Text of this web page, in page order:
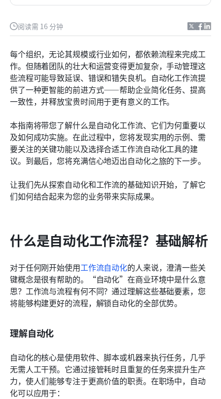
阅读需 16 分钟
每个组织，无论其规模或行业如何，都依赖流程来完成工
作。但随着团队的壮大和运营变得更加复杂，手动管理这
些流程可能导致延误、错误和错失良机。自动化工作流提
供了一种更智能的前进方式——帮助企业简化任务、提高
一致性，并释放宝贵时间用于更有意义的工作。
本指南将带您了解什么是自动化工作流、它们为何重要以
及如何成功实施。在此过程中，您将发现实用的示例、需
要关注的关键功能以及选择合适工作流自动化工具的建
议。到最后，您将充满信心地迈出自动化之旅的下一步。
让我们先从探索自动化和工作流的基础知识开始，了解它
们如何结合起来为您的业务带来实际成果。
什么是自动化工作流程？基础解析
对于任何刚开始使用工作流自动化的人来说，澄清一些关
键概念是很有帮助的。“自动化”在商业环境中是什么意
思？工作流与流程有何不同？通过理解这些基础要素，您
将能够构建更好的流程，解锁自动化的全部优势。
理解自动化
自动化的核心是使用软件、脚本或机器来执行任务，几乎
无需人工干预。它通过接管耗时且重复的任务来提升生产
力，使人们能够专注于更高价值的职责。在职场中，自动
化可以应用于：
工作流自动化与机器人流程自动化：主要区别
为什么投资自动化工作流程？组织的核心优势
谁能从自动化工作流程中受益？
工作流自动化工具的类型
Lark如何助力现代团队实现自动化工作流程
自动化工作流程的实施步骤指南
结论